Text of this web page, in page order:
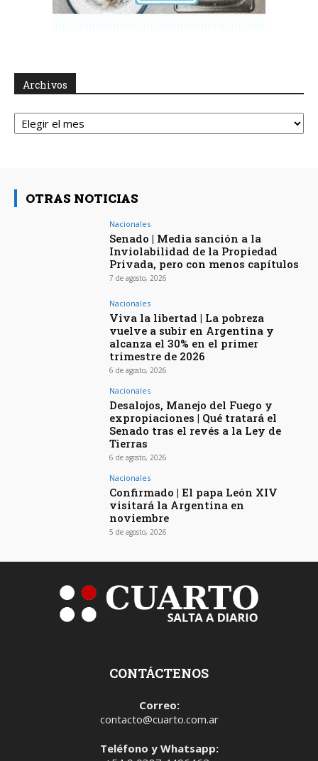
Archivos
Archivos
OTRAS NOTICIAS
Nacionales
Senado | Media sanción a la
Inviolabilidad de la Propiedad
Privada, pero con menos capítulos
7 de agosto, 2026
Nacionales
Viva la libertad | La pobreza
vuelve a subir en Argentina y
alcanza el 30% en el primer
trimestre de 2026
6 de agosto, 2026
Nacionales
Desalojos, Manejo del Fuego y
expropiaciones | Qué tratará el
Senado tras el revés a la Ley de
Tierras
6 de agosto, 2026
Nacionales
Confirmado | El papa León XIV
visitará la Argentina en
noviembre
5 de agosto, 2026
CONTÁCTENOS
Correo:
contacto@cuarto.com.ar
Teléfono y Whatsapp: